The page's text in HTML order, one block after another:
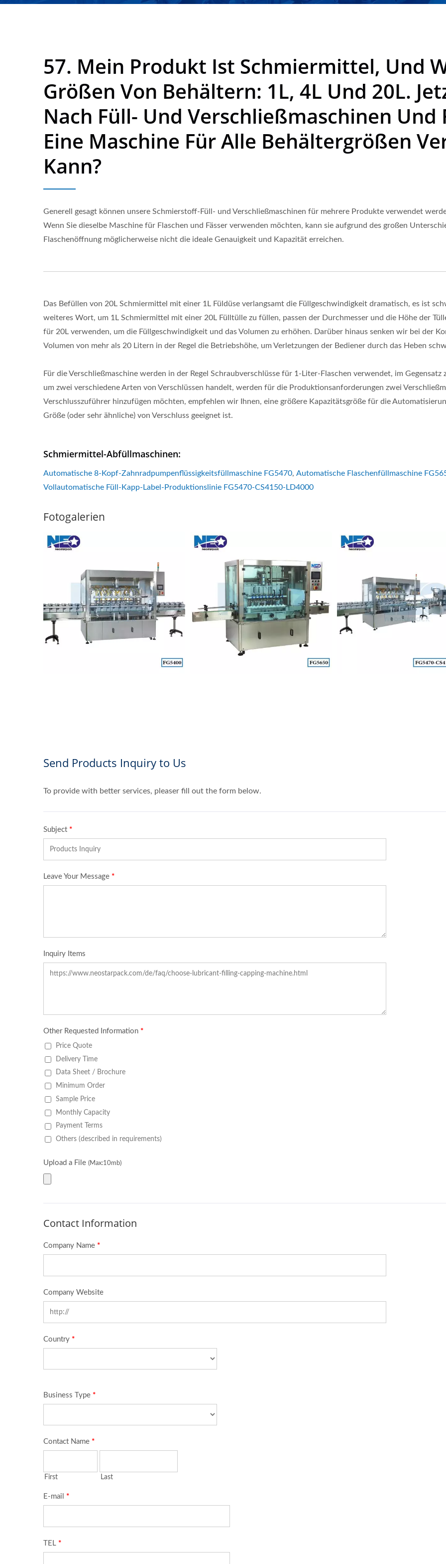
57. Mein Produkt Ist Schmiermittel, Und
Größen Von Behältern: 1L, 4L Und 20L.
Nach Füll- Und Verschließmaschinen Und
Eine Maschine Für Alle Behältergrößen
Kann?
Generell gesagt können unsere Schmierstoff-Füll- und Verschließmaschinen für mehrere Produkte verwendet
Wenn Sie dieselbe Maschine für Flaschen und Fässer verwenden möchten, kann sie aufgrund des großen
Flaschenöffnung möglicherweise nicht die ideale Genauigkeit und Kapazität erreichen.
Das Befüllen von 20L Schmiermittel mit einer 1L Füldüse verlangsamt die Füllgeschwindigkeit dramatisch, es ist
weiteres Wort, um 1L Schmiermittel mit einer 20L Fülltülle zu füllen, passen der Durchmesser und die Höhe der
für 20L verwenden, um die Füllgeschwindigkeit und das Volumen zu erhöhen. Darüber hinaus senken wir bei der
Volumen von mehr als 20 Litern in der Regel die Betriebshöhe, um Verletzungen der Bediener durch das Heben
Für die Verschließmaschine werden in der Regel Schraubverschlüsse für 1-Liter-Flaschen verwendet, im
um zwei verschiedene Arten von Verschlüssen handelt, werden für die Produktionsanforderungen zwei
Verschlusszuführer hinzufügen möchten, empfehlen wir Ihnen, eine größere Kapazitätsgröße für die
Größe (oder sehr ähnliche) von Verschluss geeignet ist.
Schmiermittel-Abfüllmaschinen:
Automatische 8-Kopf-Zahnradpumpenflüssigkeitsfüllmaschine FG5470, Automatische Flaschenfüllmaschine
Vollautomatische Füll-Kapp-Label-Produktionslinie FG5470-CS4150-LD4000
Fotogalerien